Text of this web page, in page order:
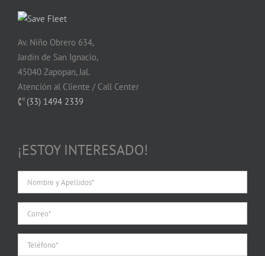
Av. Niño Obrero 634,
Jardín de San Ignacio,
45040 Zapopan, Jal.
Atención al Cliente / Call Center
(33) 1494 2339
¡ESTOY INTERESADO!